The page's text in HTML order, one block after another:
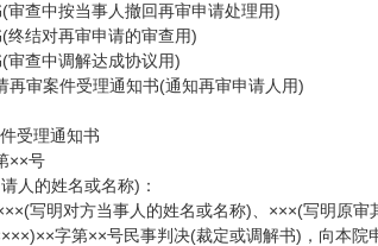
审查中按当事人撤回再审申请处理用)
终结对再审申请的审查用)
审查中调解达成协议用)
再审案件受理通知书(通知再审申请人用)
受理通知书
××号
人的姓名或名称)：
写明对方当事人的姓名或名称)、×××(写明原
字第××号民事判决(裁定或调解书)，向本院